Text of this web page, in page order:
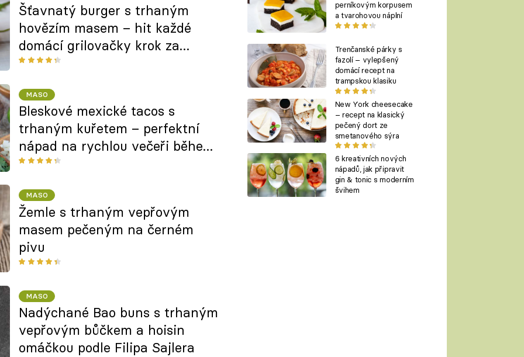
perníkovým korpusem
a tvarohovou náplní
Trenčanské párky s
fazolí – vylepšený
domácí recept na
trampskou klasiku
New York cheesecake
– recept na klasický
pečený dort ze
smetanového sýra
6 kreativních nových
nápadů, jak připravit
gin & tonic s moderním
švihem
Šťavnatý burger s trhaným
hovězím masem – hit každé
domácí grilovačky krok za
krokem
MASO
Bleskové mexické tacos s
trhaným kuřetem – perfektní
nápad na rychlou večeři během
pracovního týdne
MASO
Žemle s trhaným vepřovým
masem pečeným na černém
pivu
MASO
Nadýchané Bao buns s trhaným
vepřovým bůčkem a hoisin
omáčkou podle Filipa Sajlera